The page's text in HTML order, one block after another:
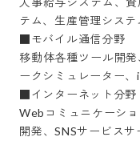
テム、生産管理システ
■モバイル通信分野
移動体各種ツール開
ークシミュレーター
■インターネット分野
Webコミュニケーシ
開発、SNSサービス